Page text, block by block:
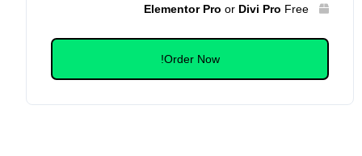
Elementor Pro or Divi Pro Free
Order Now!